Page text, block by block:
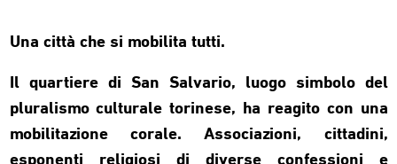
Una città che si mobilita tutti.
Il quartiere di San Salvario, luogo simbolo del
pluralismo culturale torinese, ha reagito con una
mobilitazione corale. Associazioni, cittadini,